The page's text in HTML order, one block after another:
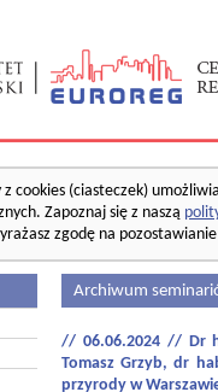
cookies (ciasteczek)
Zapoznaj się z naszą
zgodę na
Archiwum
// 06.06.2024 // Dr
Tomasz Grzyb, dr
przyrody w